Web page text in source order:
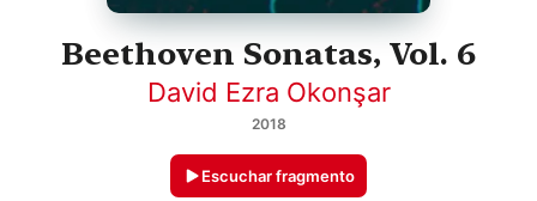
Beethoven Sonatas, Vol. 6
David Ezra Okonşar
2018
Escuchar fragmento